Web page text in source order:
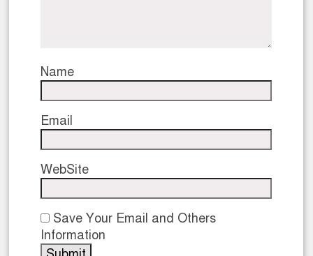
Name
Email
WebSite
Save Your Email and Others
Information